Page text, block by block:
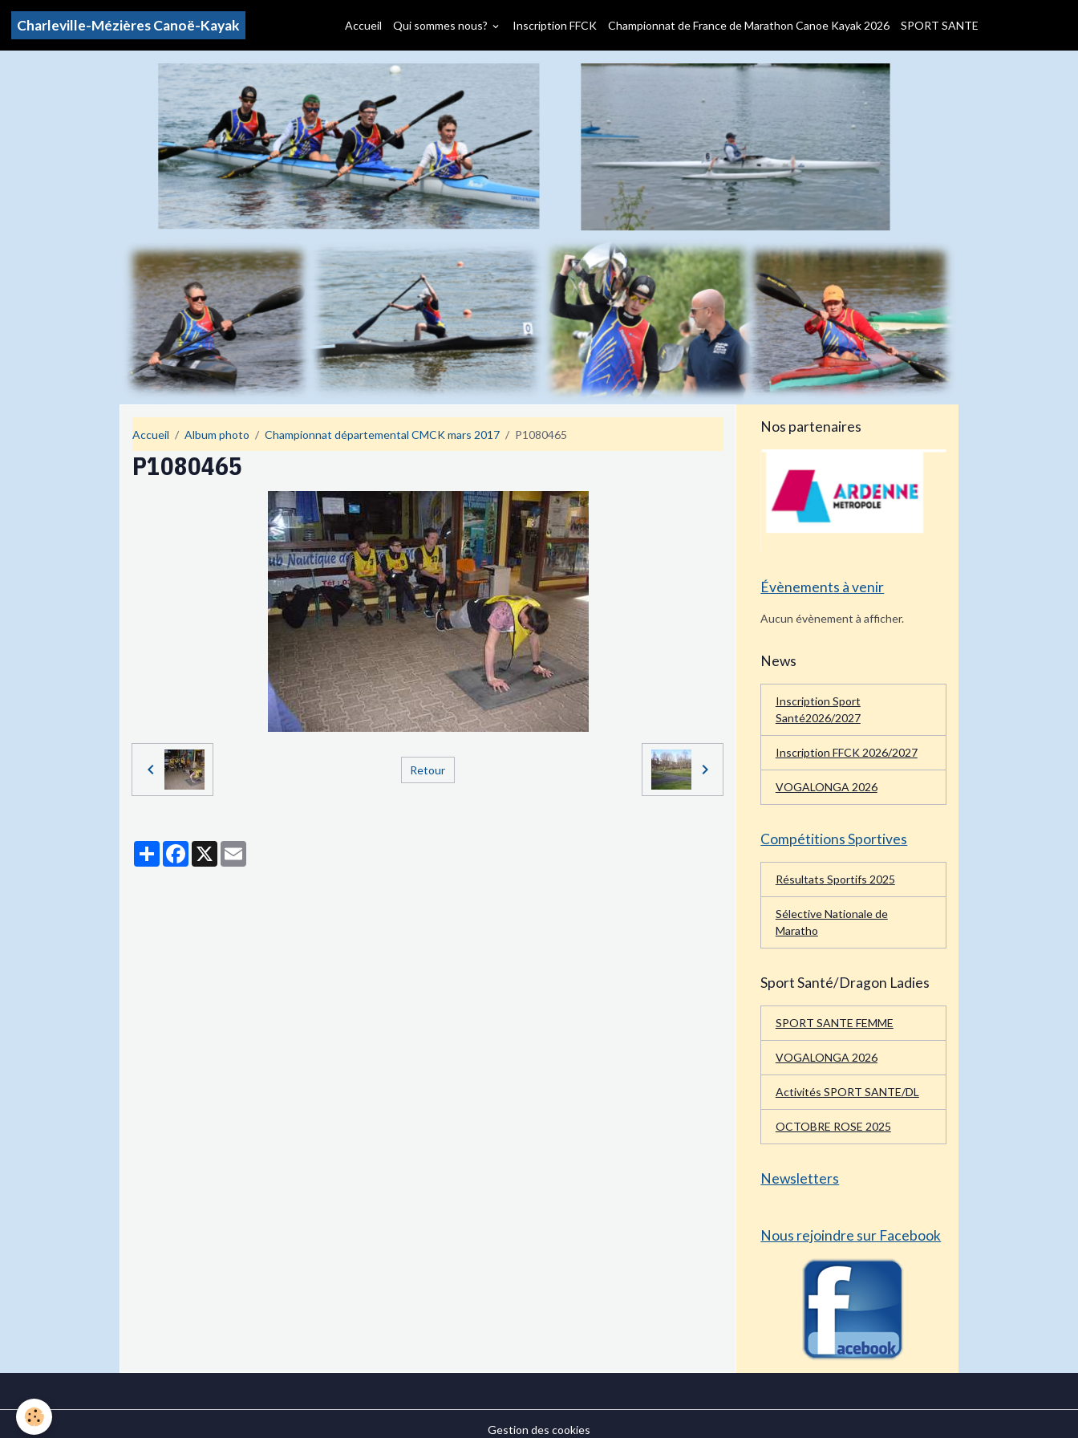
Charleville-Mézières Canoë-Kayak Accueil Qui sommes nous? Inscription FFCK Championnat de France de Marathon Canoe Kayak 2026 SPORT SANTE
Accueil Album photo Championnat départemental CMCK mars 2017 P1080465
P1080465
Retour
PartagerFacebook
X
Nos partenaires
Inscription Sport
Santé2026/2027
Inscription FFCK 2026/2027
VOGALONGA 2026
Résultats Sportifs 2025
Sélective Nationale de
Maratho
SPORT SANTE FEMME
VOGALONGA 2026
Activités SPORT SANTE/DL
OCTOBRE ROSE 2025
Gestion des cookies